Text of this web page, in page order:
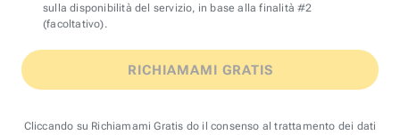
sulla disponibilità del servizio, in base alla finalità #2
(facoltativo).
RICHIAMAMI GRATIS
Cliccando su Richiamami Gratis do il consenso al trattamento dei dati